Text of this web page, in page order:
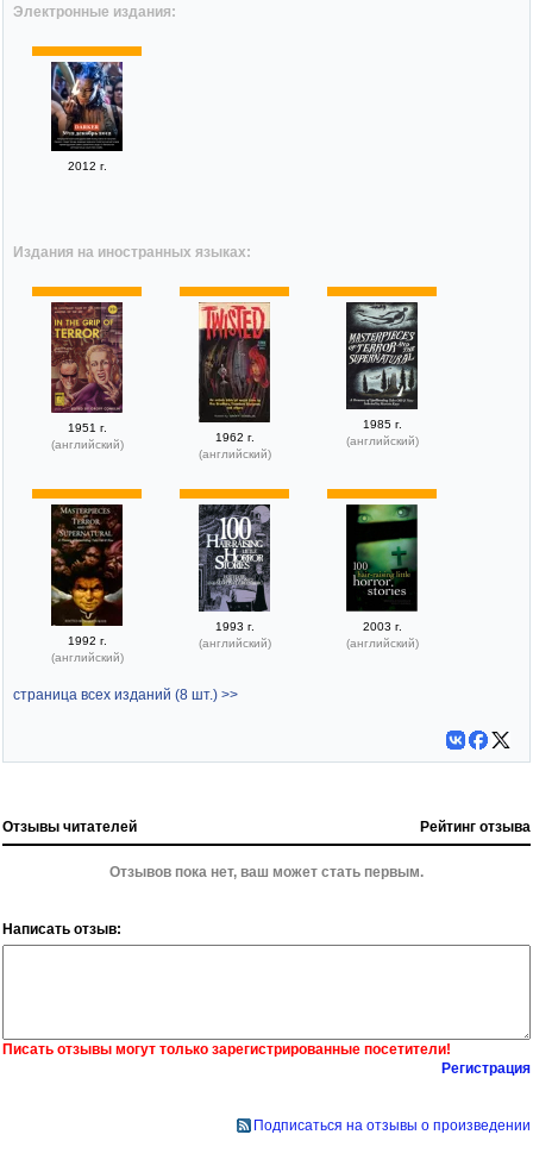
Электронные издания:
2012 г.
Издания на иностранных языках:
1951 г.
(английский)
1962 г.
(английский)
1985 г.
(английский)
1992 г.
(английский)
1993 г.
(английский)
2003 г.
(английский)
страница всех изданий (8 шт.) >>
Отзывы читателей Рейтинг отзыва
Отзывов пока нет, ваш может стать первым.
Написать отзыв:
Писать отзывы могут только зарегистрированные посетители!
Регистрация
Подписаться на отзывы о произведении